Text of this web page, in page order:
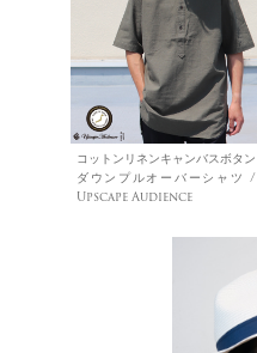
コットンリネンキャンバスボタン
ダウンプルオーバーシャツ /
Upscape Audience